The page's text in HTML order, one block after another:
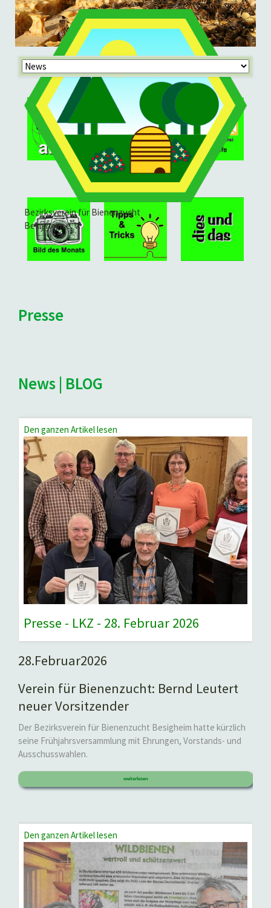
Bezirksverein für Bienenzucht
Besigheim e. V.
Navigation
überspringen
Presse
News | BLOG
Den ganzen Artikel lesen
Presse - LKZ - 28. Februar 2026
28.Februar2026
Verein für Bienenzucht: Bernd Leutert
neuer Vorsitzender
Der Bezirksverein für Bienenzucht Besigheim hatte kürzlich
seine Frühjahrsversammlung mit Ehrungen, Vorstands- und
Ausschusswahlen.
weiterlesen
Den ganzen Artikel lesen